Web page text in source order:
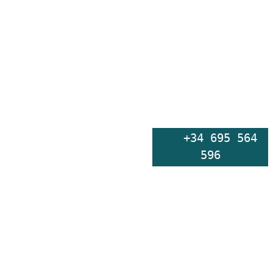
+34 695 564
596